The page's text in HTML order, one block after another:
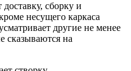
сборку и
несущего каркаса
другие не менее
сказываются на